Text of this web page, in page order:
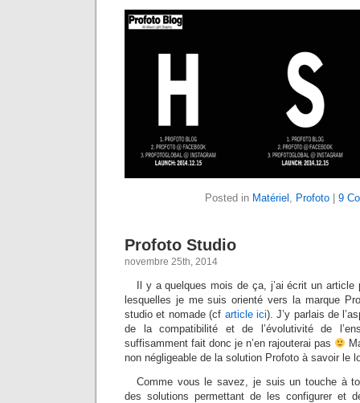
Posted in Matériel , Profoto| 9
Profoto Studio
novembre 25th, 2014
Il y a quelques mois de ça, j’ai écrit un
lesquelles je me suis orienté vers la marque
studio et nomade (cf article ici). J’y parlais de
de la compatibilité et de l’évolutivité de
suffisamment fait donc je n’en rajouterai pas
non négligeable de la solution Profoto à savoir le
Comme vous le savez, je suis un touche à
des solutions permettant de les configurer et